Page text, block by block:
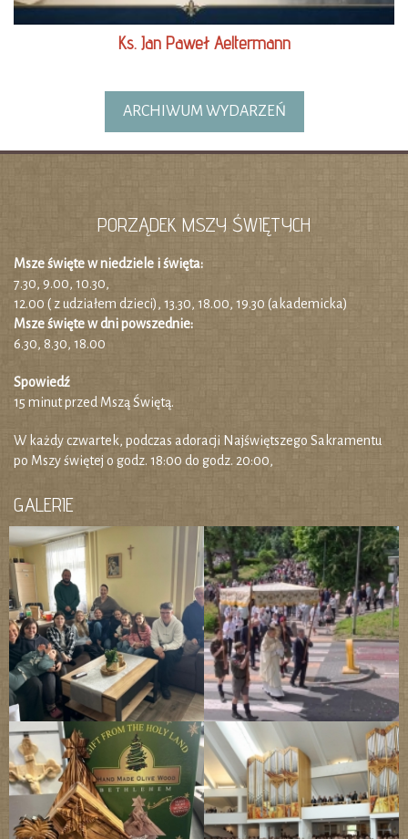
Ks. Jan Paweł Aeltermann
ARCHIWUM WYDARZEŃ
PORZĄDEK MSZY ŚWIĘTYCH
Msze święte w niedziele i święta:
7.30, 9.00, 10.30,
12.00 ( z udziałem dzieci), 13.30, 18.00, 19.30 (akademicka)
Msze święte w dni powszednie:
6.30, 8.30, 18.00
Spowiedź
15 minut przed Mszą Świętą.
W każdy czwartek, podczas adoracji Najświętszego Sakramentu
po Mszy świętej o godz. 18:00 do godz. 20:00,
GALERIE